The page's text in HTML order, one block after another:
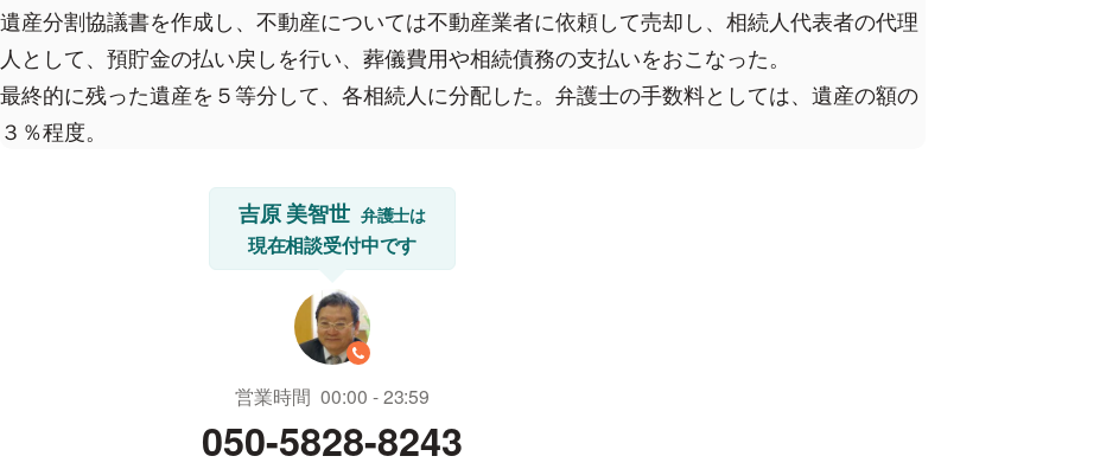
遺産分割協議書を作成し、不動産については不動産業者に依頼して売却し、相続人代表者の代理
人として、預貯金の払い戻しを行い、葬儀費用や相続債務の支払いをおこなった。
最終的に残った遺産を５等分して、各相続人に分配した。弁護士の手数料としては、遺産の額の
３％程度。
吉原 美智世 弁護士は
現在相談受付中です
営業時間 00:00 23:59
050-5828-8243